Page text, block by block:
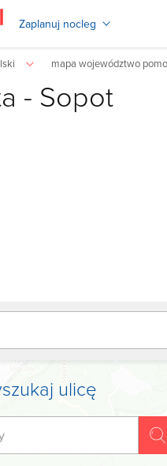
Zaplanuj nocleg
mapa województwo
- Sopot
ulicę